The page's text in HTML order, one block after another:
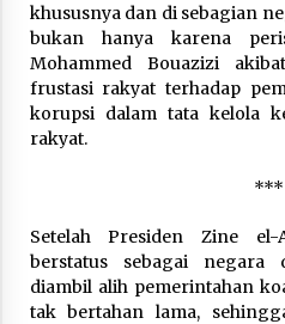
khususnya dan di sebagian
bukan hanya karena
Mohammed Bouazizi
frustasi rakyat terhadap
korupsi dalam tata kelola
rakyat.
***
Setelah Presiden Zine el-
berstatus sebagai negara
diambil alih pemerintahan
tak bertahan lama,